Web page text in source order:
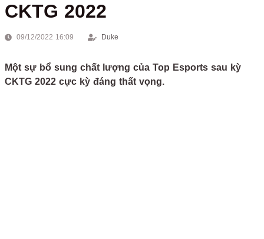
CKTG 2022
09/12/2022 16:09 Duke
Một sự bổ sung chất lượng của Top Esports sau kỳ
CKTG 2022 cực kỳ đáng thất vọng.